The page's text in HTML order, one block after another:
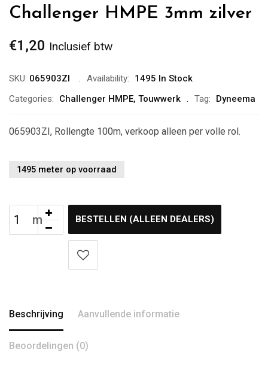
Challenger HMPE 3mm zilver
€1,20 Inclusief btw
SKU: 065903ZI Availability:
1495 In Stock
Categories:
Challenger HMPE, Touwwerk Tag: Dyneema
065903ZI, Rollengte 100m, verkoop alleen per volle rol.
1495 meter op voorraad
BESTELLEN (ALLEEN DEALERS)
Beschrijving Aanvullende informatie
Beoordelingen (0)